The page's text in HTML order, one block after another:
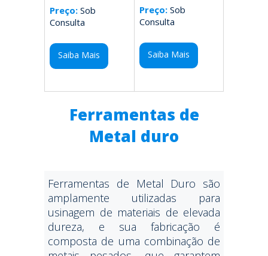
Preço: Sob
Consulta
Saiba Mais
Preço:Sob
Consulta
Saiba Mais
Ferramentas de
Metal duro
Ferramentas de Metal Duro são
amplamente utilizadas para
usinagem de materiais de elevada
dureza, e sua fabricação é
composta de uma combinação de